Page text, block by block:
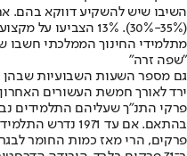
השיבו שיש להשקיע דווקא בהם.
מתלמידי החינוך הממלכתי חשבו
"שפה זרה"
גם מספר השעות השבועיות שבהן
פרקי התנ"ך שעליהם התלמידים
פרקים, הרי מאז כמות החומר